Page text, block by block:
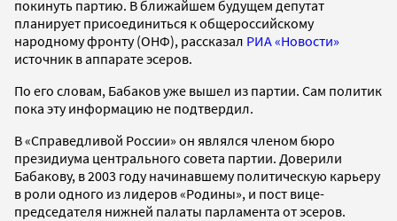
покинуть партию. В ближайшем будущем депутат
планирует присоединиться к общероссийскому
народному фронту (ОНФ), рассказал РИА «Новости»
источник в аппарате эсеров.
По его словам, Бабаков уже вышел из партии. Сам политик
пока эту информацию не подтвердил.
В «Справедливой России» он являлся членом бюро
президиума центрального совета партии. Доверили
Бабакову, в 2003 году начинавшему политическую карьеру
в роли одного из лидеров «Родины», и пост вице-
председателя нижней палаты парламента от эсеров.